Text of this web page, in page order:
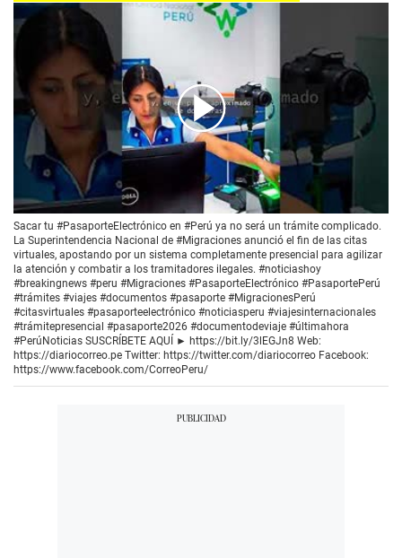
00:00/00:48
Sacar tu #PasaporteElectrónico en #Perú ya no será un trámite complicado.
La Superintendencia Nacional de #Migraciones anunció el fin de las citas
virtuales, apostando por un sistema completamente presencial para agilizar
la atención y combatir a los tramitadores ilegales. #noticiashoy
#breakingnews #peru #Migraciones #PasaporteElectrónico #PasaportePerú
#trámites #viajes #documentos #pasaporte #MigracionesPerú
#citasvirtuales #pasaporteelectrónico #noticiasperu #viajesinternacionales
#trámitepresencial #pasaporte2026 #documentodeviaje #últimahora
#PerúNoticias SUSCRÍBETE AQUÍ ► https://bit.ly/3lEGJn8 Web:
https://diariocorreo.pe Twitter: https://twitter.com/diariocorreo Facebook:
https://www.facebook.com/CorreoPeru/